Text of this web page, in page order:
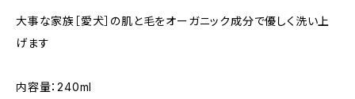
大事な家族［愛犬］の肌と毛をオーガニック成分で優しく洗い上
げます
内容量：240ml